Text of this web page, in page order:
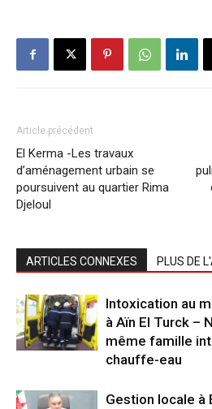
Article précédent
El Kerma -Les travaux
d’aménagement urbain se
poursuivent au quartier Rima
Djeloul
ARTICLES CONNEXES PLUS DE
Intoxication au
à Aïn El Turck –
même famille
chauffe-eau
Gestion locale à